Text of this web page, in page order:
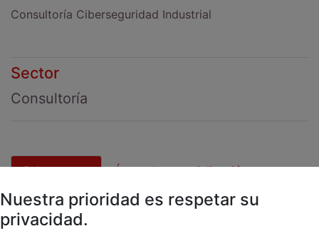
Consultoría Ciberseguridad Industrial
Sector
Consultoría
Subsectores Áreas de especialización
Informática(
Nuestra prioridad es respetar su
privacidad.